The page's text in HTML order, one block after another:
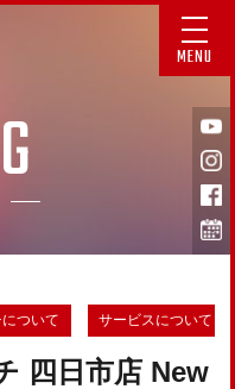
MENU
ついて サービスについて「
四日市店 New